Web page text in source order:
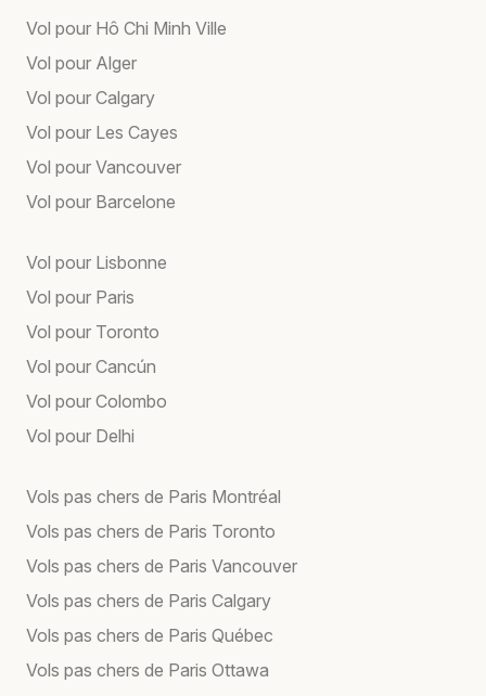
Vol pour Hô Chi Minh Ville
Vol pour Alger
Vol pour Calgary
Vol pour Les Cayes
Vol pour Vancouver
Vol pour Barcelone
Vol pour Lisbonne
Vol pour Paris
Vol pour Toronto
Vol pour Cancún
Vol pour Colombo
Vol pour Delhi
Vols pas chers de Paris Montréal
Vols pas chers de Paris Toronto
Vols pas chers de Paris Vancouver
Vols pas chers de Paris Calgary
Vols pas chers de Paris Québec
Vols pas chers de Paris Ottawa